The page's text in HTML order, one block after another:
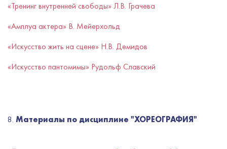
«Тренинг внутренней свободы» Л.В. Грачева
«Амплуа актера» В. Мейерхольд
«Искусство жить на сцене» Н.В. Демидов
«Искусство пантомимы» Рудольф Славский
8. Материалы по дисциплине "ХОРЕОГРАФИЯ"